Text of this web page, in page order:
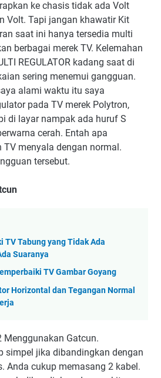
ke chasis tidak ada Volt
Volt. Tapi jangan khawatir Kit
saat ini hanya tersedia multi
berbagai merek TV. Kelemahan
REGULATOR kadang saat di
sering menemui gangguan.
alami waktu itu saya
pada TV merek Polytron,
di layar nampak ada huruf S
cerah. Entah apa
TV menyala dengan normal.
tersebut.
TV Tabung yang Tidak Ada
Suaranya
TV Gambar Goyang
Horizontal dan Tegangan Normal
Menggunakan Gatcun.
simpel jika dibandingkan dengan
Anda cukup memasang 2 kabel.